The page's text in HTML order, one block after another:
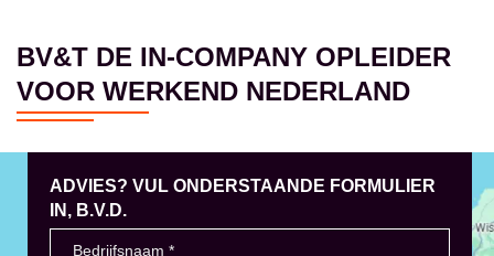
BV&T DE IN-COMPANY OPLEIDER
VOOR WERKEND NEDERLAND
ADVIES? VUL ONDERSTAANDE FORMULIER
IN, B.V.D.